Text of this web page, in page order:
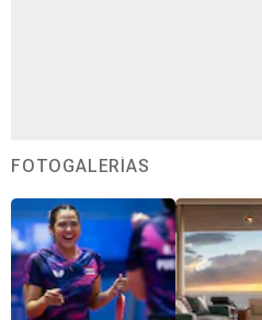
FOTOGALERÍAS